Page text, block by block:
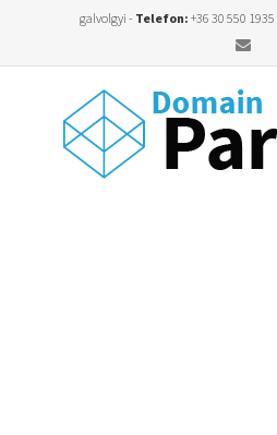
galvolgyi - Telefon: +36 30 550 1935
Email